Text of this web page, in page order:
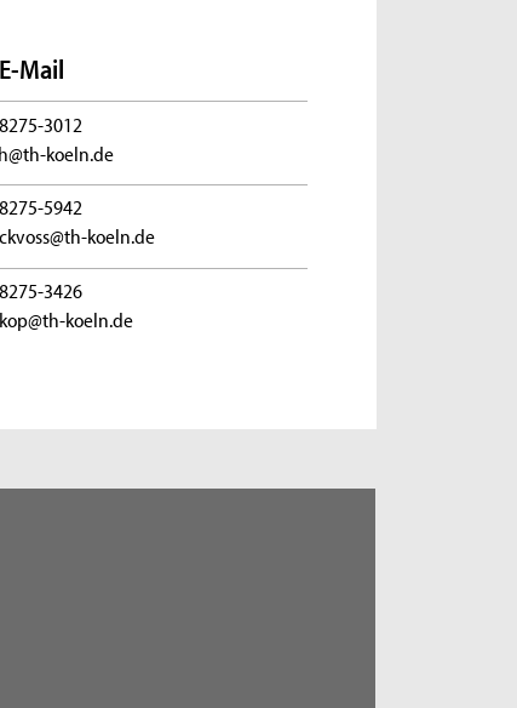
Mail
3012
koeln.de
5942
koeln.de
3426
koeln.de